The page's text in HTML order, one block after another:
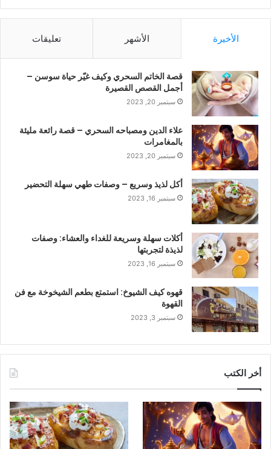
الأخيرة الأشهر تعليقات
قصة الخاتم السحري وكيف غيّر حياة سوسن –
أجمل القصص القصيرة
سبتمبر 20, 2023
علاء الدين ومصباحه السحري – قصة رائعة مليئة
بالمغامرات
سبتمبر 20, 2023
أكل لذيذ وسريع – وصفات طهي سهلة التحضير
سبتمبر 16, 2023
أكلات سهلة وسريعة للغداء والعشاء: وصفات
لذيذة لتجربتها
سبتمبر 16, 2023
قهوه كيف الشيوخ: استمتع بطعم الشيخوخة مع فن
القهوة
سبتمبر 3, 2023
أخر الكتب